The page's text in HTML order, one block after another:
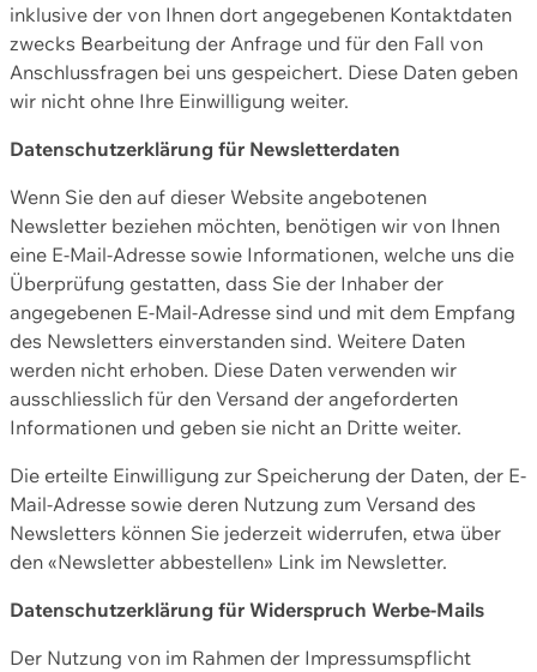
inklusive der von Ihnen dort angegebenen Kontaktdaten
zwecks Bearbeitung der Anfrage und für den Fall von
Anschlussfragen bei uns gespeichert. Diese Daten geben
wir nicht ohne Ihre Einwilligung weiter.
Datenschutzerklärung für Newsletterdaten
Wenn Sie den auf dieser Website angebotenen
Newsletter beziehen möchten, benötigen wir von Ihnen
eine E-Mail-Adresse sowie Informationen, welche uns die
Überprüfung gestatten, dass Sie der Inhaber der
angegebenen E-Mail-Adresse sind und mit dem Empfang
des Newsletters einverstanden sind. Weitere Daten
werden nicht erhoben. Diese Daten verwenden wir
ausschliesslich für den Versand der angeforderten
Informationen und geben sie nicht an Dritte weiter.
Die erteilte Einwilligung zur Speicherung der Daten, der E-
Mail-Adresse sowie deren Nutzung zum Versand des
Newsletters können Sie jederzeit widerrufen, etwa über
den «Newsletter abbestellen» Link im Newsletter.
Datenschutzerklärung für Widerspruch Werbe-Mails
Der Nutzung von im Rahmen der Impressumspflicht